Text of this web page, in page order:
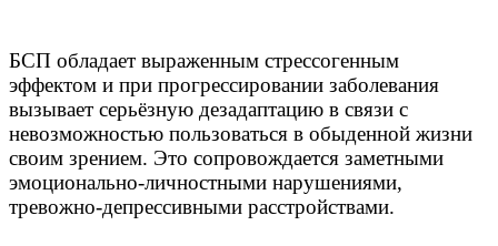
БСП обладает выраженным стрессогенным
эффектом и при прогрессировании заболевания
вызывает серьёзную дезадаптацию в связи с
невозможностью пользоваться в обыденной жизни
своим зрением. Это сопровождается заметными
эмоционально-личностными нарушениями,
тревожно-депрессивными расстройствами.